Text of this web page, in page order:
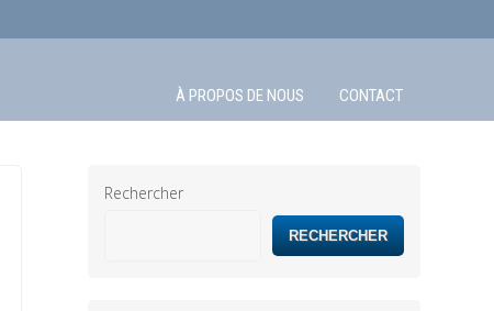
À PROPOS DE NOUS CONTACT
Rechercher
RECHERCHER